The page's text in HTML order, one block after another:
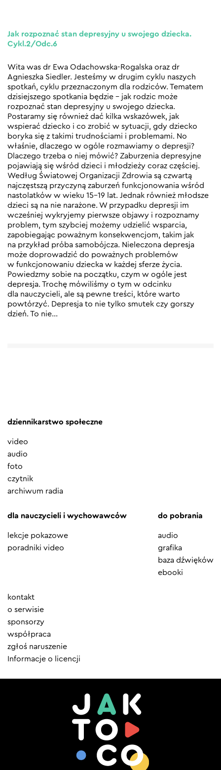
Jak rozpoznać stan depresyjny u swojego dziecka.
Cykl.2/Odc.6
Wita was dr Ewa Odachowska-Rogalska oraz dr
Agnieszka Siedler. Jesteśmy w drugim cyklu naszych
spotkań, cyklu przeznaczonym dla rodziców. Tematem
dzisiejszego spotkania będzie – jak rodzic może
rozpoznać stan depresyjny u swojego dziecka.
Postaramy się również dać kilka wskazówek, jak
wspierać dziecko i co zrobić w sytuacji, gdy dziecko
boryka się z takimi trudnościami i problemami. No
właśnie, dlaczego w ogóle rozmawiamy o depresji?
Dlaczego trzeba o niej mówić? Zaburzenia depresyjne
pojawiają się wśród dzieci i młodzieży coraz częściej.
Według Światowej Organizacji Zdrowia są czwartą
najczęstszą przyczyną zaburzeń funkcjonowania wśród
nastolatków w wieku 15–19 lat. Jednak również młodsze
dzieci są na nie narażone. W przypadku depresji im
wcześniej wykryjemy pierwsze objawy i rozpoznamy
problem, tym szybciej możemy udzielić wsparcia,
zapobiegając poważnym konsekwencjom, takim jak
na przykład próba samobójcza. Nieleczona depresja
może doprowadzić do poważnych problemów
w funkcjonowaniu dziecka w każdej sferze życia.
Powiedzmy sobie na początku, czym w ogóle jest
depresja. Trochę mówiliśmy o tym w odcinku
dla nauczycieli, ale są pewne treści, które warto
powtórzyć. Depresja to nie tylko smutek czy gorszy
dzień. To nie…
dziennikarstwo społeczne
video
audio
foto
czytnik
archiwum radia
dla nauczycieli i wychowawców
lekcje pokazowe
poradniki video
do pobrania
audio
grafika
baza dźwięków
ebooki
Element
menu
kontakt
o serwisie
sponsorzy
współpraca
zgłoś naruszenie
Informacje o licencji